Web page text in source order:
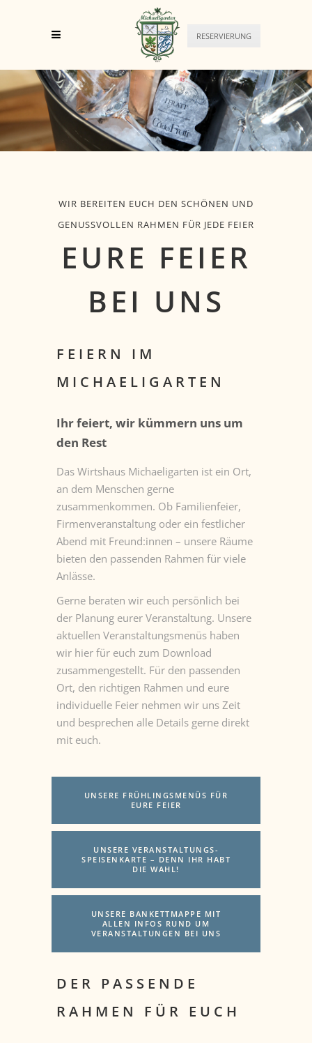
RESERVIERUNG
WIR BEREITEN EUCH DEN SCHÖNEN UND
GENUSSVOLLEN RAHMEN FÜR JEDE FEIER
EURE FEIER
BEI UNS
FEIERN IM
MICHAELIGARTEN
Ihr feiert, wir kümmern uns um
den Rest
Das Wirtshaus Michaeligarten ist ein Ort,
an dem Menschen gerne
zusammenkommen. Ob Familienfeier,
Firmenveranstaltung oder ein festlicher
Abend mit Freund:innen – unsere Räume
bieten den passenden Rahmen für viele
Anlässe.
Gerne beraten wir euch persönlich bei
der Planung eurer Veranstaltung. Unsere
aktuellen Veranstaltungsmenüs haben
wir hier für euch zum Download
zusammengestellt. Für den passenden
Ort, den richtigen Rahmen und eure
individuelle Feier nehmen wir uns Zeit
und besprechen alle Details gerne direkt
mit euch.
UNSERE FRÜHLINGSMENÜS FÜR
EURE FEIER
UNSERE VERANSTALTUNGS-
SPEISENKARTE – DENN IHR HABT
DIE WAHL!
UNSERE BANKETTMAPPE MIT
ALLEN INFOS RUND UM
VERANSTALTUNGEN BEI UNS
DER PASSENDE
RAHMEN FÜR EUCH